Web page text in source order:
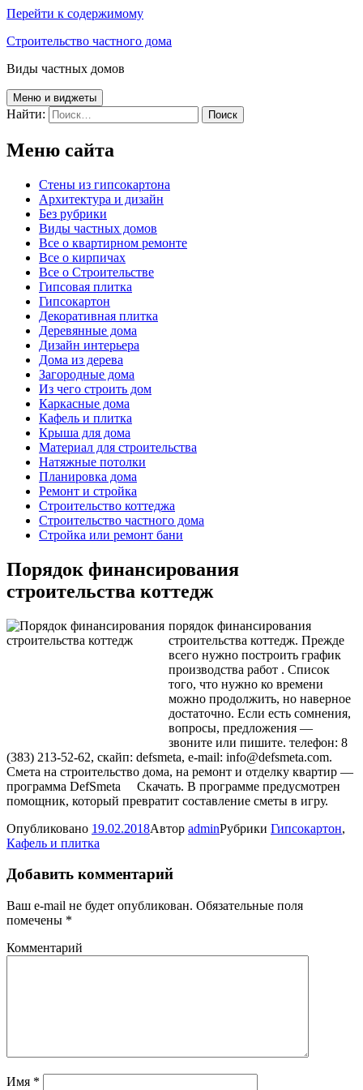
Перейти к содержимому
Строительство частного дома
Виды частных домов
Меню и виджеты
Найти:
Меню сайта
Cтены из гипсокартона
Архитектура и дизайн
Без рубрики
Виды частных домов
Все о квартирном ремонте
Все о кирпичах
Все о Строительстве
Гипсовая плитка
Гипсокартон
Декоративная плитка
Деревянные дома
Дизайн интерьера
Дома из дерева
Загородные дома
Из чего строить дом
Каркасные дома
Кафель и плитка
Крыша для дома
Материал для строительства
Натяжные потолки
Планировка дома
Ремонт и стройка
Строительство коттеджа
Строительство частного дома
Стройка или ремонт бани
Порядок финансирования
строительства коттедж
порядок финансирования
строительства коттедж. Прежде
всего нужно построить график
производства работ . Cписок
того, что нужно ко времени
можно продолжить, но наверное
достаточно. Если есть сомнения,
вопросы, предложения —
звоните или пишите. телефон: 8
(383) 213-52-62, скайп: defsmeta, e-mail: info@defsmeta.com.
Смета на строительство дома, на ремонт и отделку квартир —
программа DefSmeta
Скачать. В программе предусмотрен
помощник, который превратит составление сметы в игру.
Опубликовано 19.02.2018Автор adminРубрики Гипсокартон,
Кафель и плитка
Добавить комментарий
Ваш e-mail не будет опубликован. Обязательные поля
помечены *
Комментарий
Имя *